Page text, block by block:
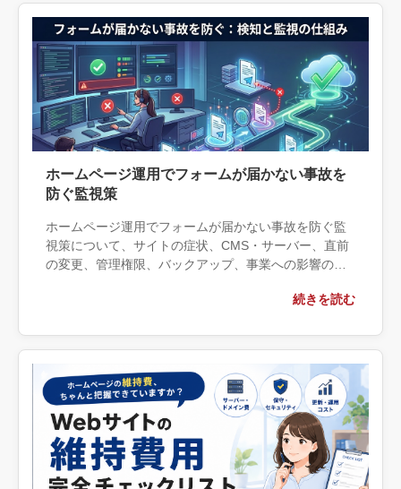
ホームページ運用でフォームが届かない事故を
防ぐ監視策
ホームページ運用でフォームが届かない事故を防ぐ監
視策について、サイトの症状、CMS・サーバー、直前
の変更、管理権限、バックアップ、事業への影響の観
きる範囲と外部へ相談する条件、相談前に用意する情
す。
続きを読む